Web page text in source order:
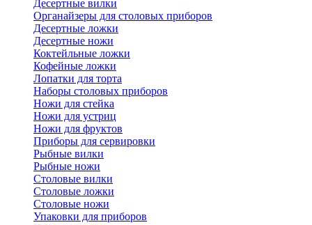
Десертные вилки
Органайзеры для столовых приборов
Десертные ложки
Десертные ножи
Коктейльные ложки
Кофейные ложки
Лопатки для торта
Наборы столовых приборов
Ножи для стейка
Ножи для устриц
Ножи для фруктов
Приборы для сервировки
Рыбные вилки
Рыбные ножи
Столовые вилки
Столовые ложки
Столовые ножи
Упаковки для приборов